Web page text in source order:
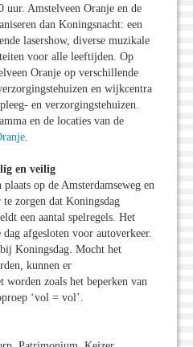
uur. Amstelveen Oranje en de
dan Koningsnacht: een
lasershow, diverse muzikale
voor alle leeftijden. Op
Oranje op verschillende
en wĳkcentra
en verzorgingstehuizen.
en de locaties van de
.
en veilig
op de Amsterdamseweg en
zorgen dat Koningsdag
een aantal spelregels. Het
afgesloten voor autoverkeer.
Koningsdag. Mocht het
kunnen er
worden zoals het beperken van
‘vol = vol’.